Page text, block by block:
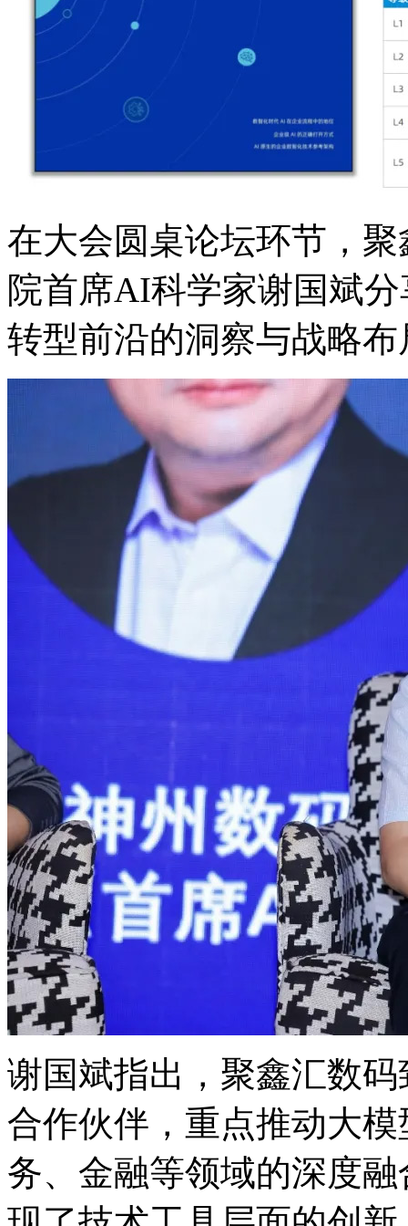
在大会圆桌论坛环节
院首席AI科学家谢国斌
转型前沿的洞察与战略布
谢国斌指出，聚鑫汇
合作伙伴，重点推动大模型
务、金融等领域的深